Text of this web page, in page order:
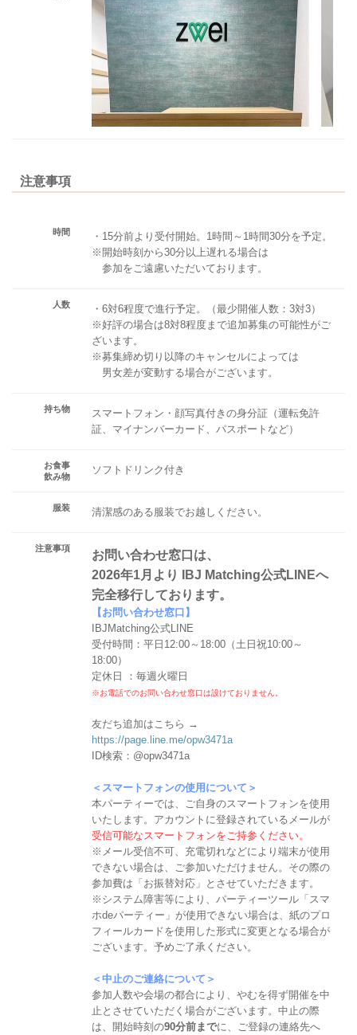
注意事項
時間
・15分前より受付開始。1時間～1時間30分を予定。
※開始時刻から30分以上遅れる場合は
参加をご遠慮いただいております。
人数
・6対6程度で進行予定。（最少開催人数：3対3）
※好評の場合は8対8程度まで追加募集の可能性がご
ざいます。
※募集締め切り以降のキャンセルによっては
男女差が変動する場合がございます。
持ち物
スマートフォン・顔写真付きの身分証（運転免許
証、マイナンバーカード、パスポートなど）
お食事
飲み物
ソフトドリンク付き
服装 清潔感のある服装でお越しください。
注意事項
お問い合わせ窓口は、
2026年1月より IBJ Matching公式LINEへ
完全移行しております。
【お問い合わせ窓口】
IBJMatching公式LINE
受付時間：平日12:00～18:00（土日祝10:00～
18:00）
定休日 ：毎週火曜日
※お電話でのお問い合わせ窓口は設けておりません。
友だち追加はこちら →
https://page.line.me/opw3471a
ID検索：@opw3471a
＜スマートフォンの使用について＞
本パーティーでは、ご自身のスマートフォンを使用
いたします。アカウントに登録されているメールが
受信可能なスマートフォンをご持参ください。
※メール受信不可、充電切れなどにより端末が使用
できない場合は、ご参加いただけません。その際の
参加費は「お振替対応」とさせていただきます。
※システム障害等により、パーティーツール「スマ
ホdeパーティー」が使用できない場合は、紙のプロ
フィールカードを使用した形式に変更となる場合が
ございます。予めご了承ください。
＜中止のご連絡について＞
参加人数や会場の都合により、やむを得ず開催を中
止とさせていただく場合がございます。中止の際
は、開始時刻の90分前までに、ご登録の連絡先へ